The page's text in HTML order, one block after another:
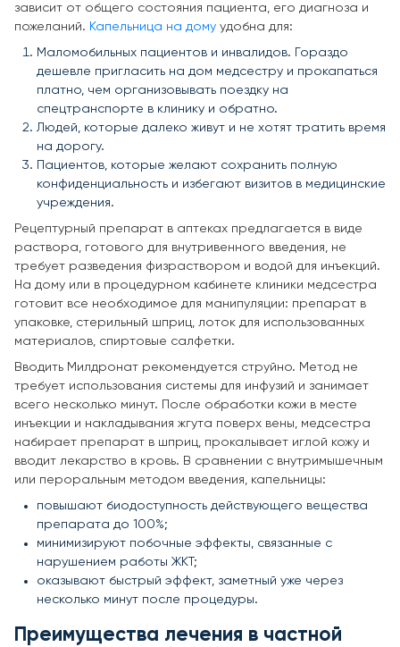
зависит от общего состояния пациента, его диагноза и
пожеланий. Капельница на дому удобна для:
Маломобильных пациентов и инвалидов. Гораздо
дешевле пригласить на дом медсестру и прокапаться
платно, чем организовывать поездку на
спецтранспорте в клинику и обратно.
Людей, которые далеко живут и не хотят тратить время
на дорогу.
Пациентов, которые желают сохранить полную
конфиденциальность и избегают визитов в медицинские
учреждения.
Рецептурный препарат в аптеках предлагается в виде
раствора, готового для внутривенного введения, не
требует разведения физраствором и водой для инъекций.
На дому или в процедурном кабинете клиники медсестра
готовит все необходимое для манипуляции: препарат в
упаковке, стерильный шприц, лоток для использованных
материалов, спиртовые салфетки.
Вводить Милдронат рекомендуется струйно. Метод не
требует использования системы для инфузий и занимает
всего несколько минут. После обработки кожи в месте
инъекции и накладывания жгута поверх вены, медсестра
набирает препарат в шприц, прокалывает иглой кожу и
вводит лекарство в кровь. В сравнении с внутримышечным
или пероральным методом введения, капельницы:
повышают биодоступность действующего вещества
препарата до 100%;
минимизируют побочные эффекты, связанные с
нарушением работы ЖКТ;
оказывают быстрый эффект, заметный уже через
несколько минут после процедуры.
Преимущества лечения в частной